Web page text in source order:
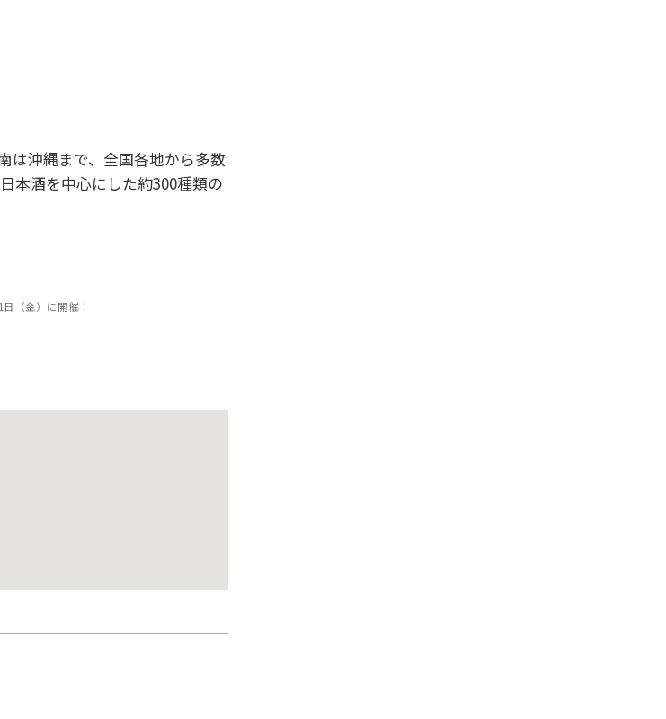
は沖縄まで、全国各地から多数
本酒を中心にした約300種類の
（金）に開催！